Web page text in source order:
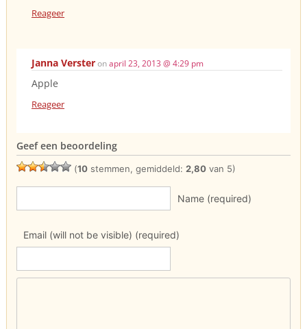
Reageer
Janna Versteronapril 23, 2013 @ 4:29 pm
Apple
Reageer
Geef een beoordeling
(10 stemmen, gemiddeld: 2,80 van 5)
Name (required)
Email (will not be visible) (required)